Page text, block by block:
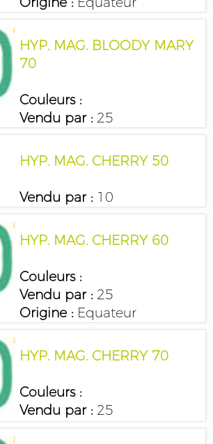
HYP. MAG. BLOODY MARY
70
Couleurs :
Vendu par :25
HYP. MAG. CHERRY 50
Vendu par :10
HYP. MAG. CHERRY 60
Couleurs :
Vendu par :25
Origine :Equateur
HYP. MAG. CHERRY 70
Couleurs :
Vendu par :25